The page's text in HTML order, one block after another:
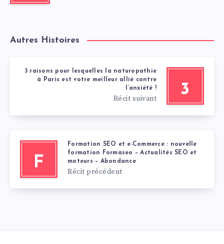
Autres Histoires
3
3 raisons pour lesquelles la naturopathie
à Paris est votre meilleur allié contre
l’anxiété !
Récit suivant
F
Formation SEO et e-Commerce : nouvelle
formation Formaseo – Actualités SEO et
moteurs – Abondance
Récit précédent